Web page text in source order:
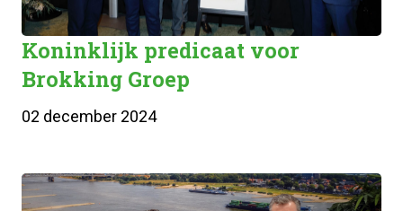
Koninklijk predicaat voor
Brokking Groep
02 december 2024